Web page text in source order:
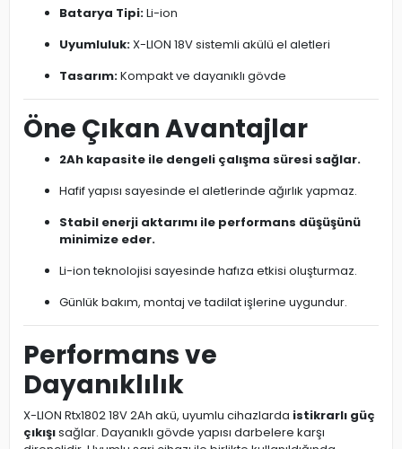
Batarya Tipi:Li-ion
Uyumluluk:X-LION 18V sistemli akülü el aletleri
Tasarım:Kompakt ve dayanıklı gövde
Öne Çıkan Avantajlar
2Ah kapasite ile dengeli çalışma süresi sağlar.
Hafif yapısı sayesinde el aletlerinde ağırlık yapmaz.
Stabil enerji aktarımı ile performans düşüşünü
minimize eder.
Li-ion teknolojisi sayesinde hafıza etkisi oluşturmaz.
Günlük bakım, montaj ve tadilat işlerine uygundur.
Performans ve
Dayanıklılık
X-LION Rtx1802 18V 2Ah akü, uyumlu cihazlarda istikrarlı güç
çıkışısağlar. Dayanıklı gövde yapısı darbelere karşı